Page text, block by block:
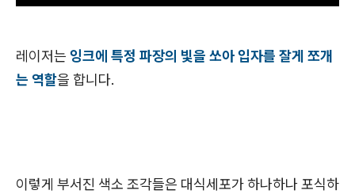
레이저는 잉크에 특정 파장의 빛을 쏘아 입자를 잘게 쪼개
는 역할을 합니다.
이렇게 부서진 색소 조각들은 대식세포가 하나하나 포식하